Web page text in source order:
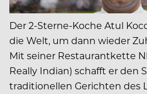
Der 2-Sterne-Koche Atul
die Welt, um dann wieder
Mit seiner Restaurantkette
Really Indian) schafft er den
traditionellen Gerichten des